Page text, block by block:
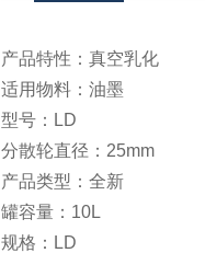
产品特性：真空乳化
适用物料：油墨
型号：LD
分散轮直径：25mm
产品类型：全新
罐容量：10L
规格：LD